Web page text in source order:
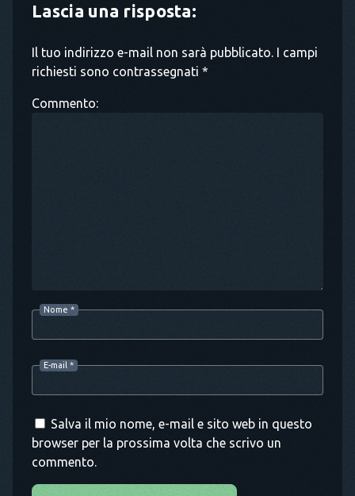
Lascia una risposta:
Il tuo indirizzo e-mail non sarà pubblicato. I campi
richiesti sono contrassegnati *
Commento:
Nome *
E-mail *
Salva il mio nome, e-mail e sito web in questo
browser per la prossima volta che scrivo un
commento.